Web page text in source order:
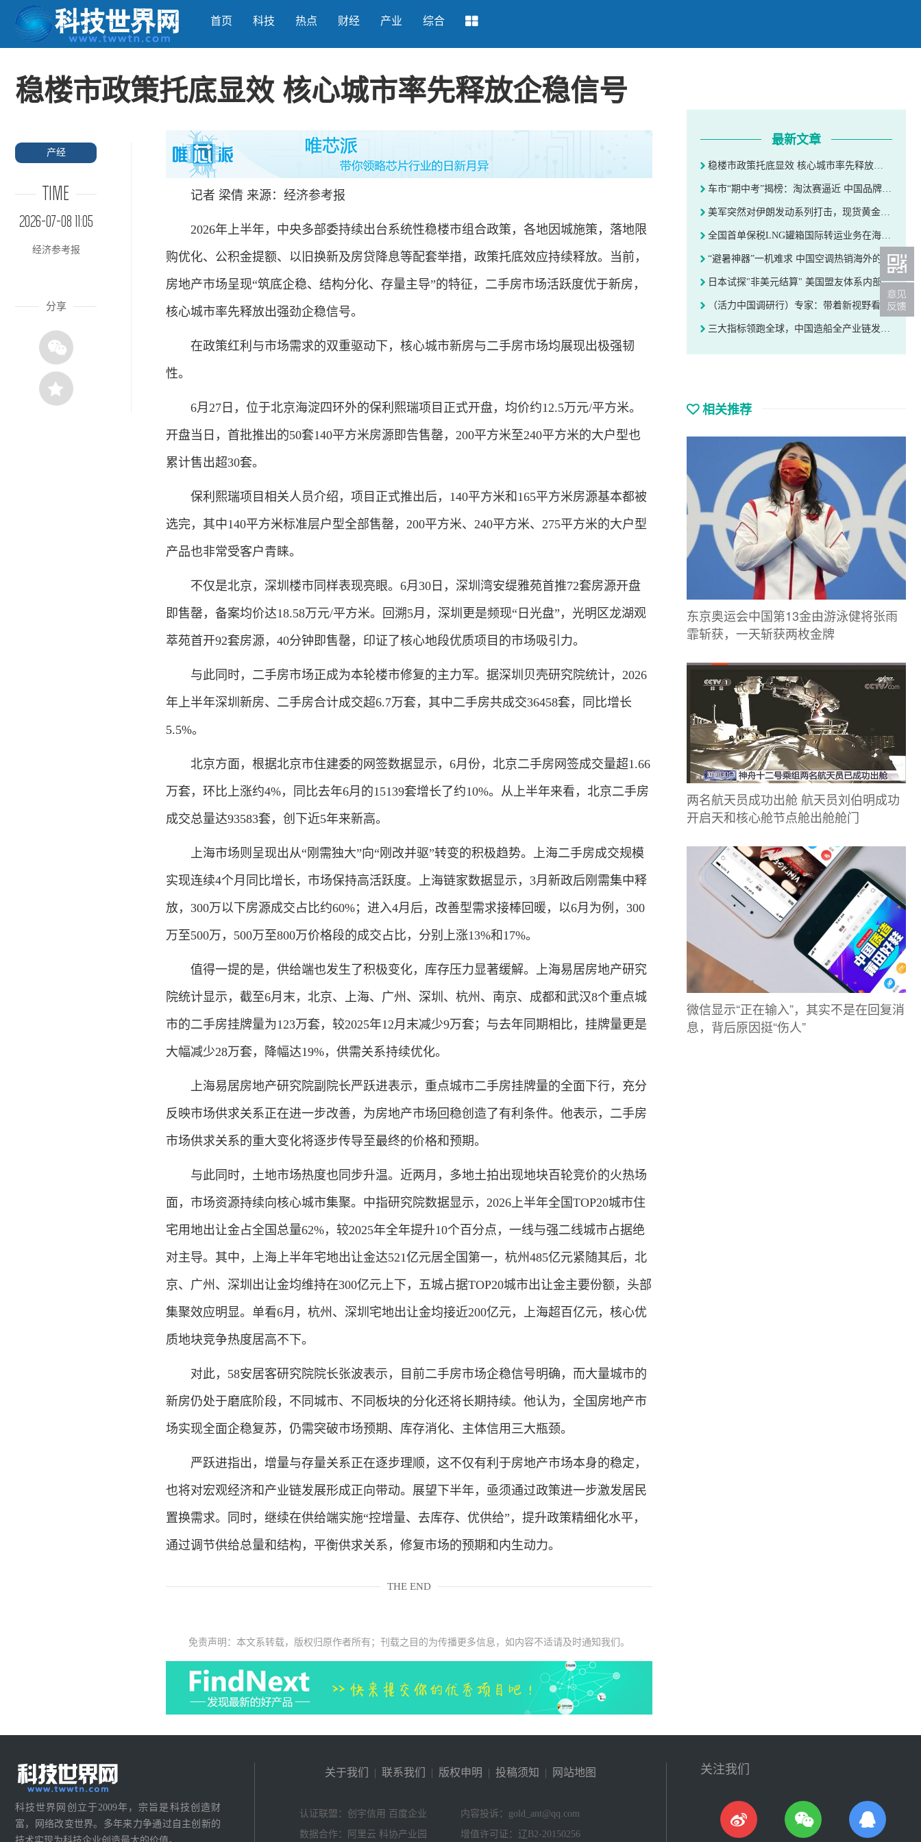
首页 科技 热点 财经 产业 综合
稳楼市政策托底显效 核心城市率先释放企稳信号
产经
TIME
2026-07-08 11:05
经济参考报
分享
记者 梁倩 来源：经济参考报
2026年上半年，中央多部委持续出台系统性稳楼市组合政策，各地因城施策，落地限
购优化、公积金提额、以旧换新及房贷降息等配套举措，政策托底效应持续释放。当前，
房地产市场呈现“筑底企稳、结构分化、存量主导”的特征，二手房市场活跃度优于新房，
核心城市率先释放出强劲企稳信号。
在政策红利与市场需求的双重驱动下，核心城市新房与二手房市场均展现出极强韧
性。
6月27日，位于北京海淀四环外的保利熙瑞项目正式开盘，均价约12.5万元/平方米。
开盘当日，首批推出的50套140平方米房源即告售罄，200平方米至240平方米的大户型也
累计售出超30套。
保利熙瑞项目相关人员介绍，项目正式推出后，140平方米和165平方米房源基本都被
选完，其中140平方米标准层户型全部售罄，200平方米、240平方米、275平方米的大户型
产品也非常受客户青睐。
不仅是北京，深圳楼市同样表现亮眼。6月30日，深圳湾安缇雅苑首推72套房源开盘
即售罄，备案均价达18.58万元/平方米。回溯5月，深圳更是频现“日光盘”，光明区龙湖观
萃苑首开92套房源，40分钟即售罄，印证了核心地段优质项目的市场吸引力。
与此同时，二手房市场正成为本轮楼市修复的主力军。据深圳贝壳研究院统计，2026
年上半年深圳新房、二手房合计成交超6.7万套，其中二手房共成交36458套，同比增长
5.5%。
北京方面，根据北京市住建委的网签数据显示，6月份，北京二手房网签成交量超1.66
万套，环比上涨约4%，同比去年6月的15139套增长了约10%。从上半年来看，北京二手房
成交总量达93583套，创下近5年来新高。
上海市场则呈现出从“刚需独大”向“刚改并驱”转变的积极趋势。上海二手房成交规模
实现连续4个月同比增长，市场保持高活跃度。上海链家数据显示，3月新政后刚需集中释
放，300万以下房源成交占比约60%；进入4月后，改善型需求接棒回暖，以6月为例，300
万至500万，500万至800万价格段的成交占比，分别上涨13%和17%。
值得一提的是，供给端也发生了积极变化，库存压力显著缓解。上海易居房地产研究
院统计显示，截至6月末，北京、上海、广州、深圳、杭州、南京、成都和武汉8个重点城
市的二手房挂牌量为123万套，较2025年12月末减少9万套；与去年同期相比，挂牌量更是
大幅减少28万套，降幅达19%，供需关系持续优化。
上海易居房地产研究院副院长严跃进表示，重点城市二手房挂牌量的全面下行，充分
反映市场供求关系正在进一步改善，为房地产市场回稳创造了有利条件。他表示，二手房
市场供求关系的重大变化将逐步传导至最终的价格和预期。
与此同时，土地市场热度也同步升温。近两月，多地土拍出现地块百轮竞价的火热场
面，市场资源持续向核心城市集聚。中指研究院数据显示，2026上半年全国TOP20城市住
宅用地出让金占全国总量62%，较2025年全年提升10个百分点，一线与强二线城市占据绝
对主导。其中，上海上半年宅地出让金达521亿元居全国第一，杭州485亿元紧随其后，北
京、广州、深圳出让金均维持在300亿元上下，五城占据TOP20城市出让金主要份额，头部
集聚效应明显。单看6月，杭州、深圳宅地出让金均接近200亿元，上海超百亿元，核心优
质地块竞争热度居高不下。
对此，58安居客研究院院长张波表示，目前二手房市场企稳信号明确，而大量城市的
新房仍处于磨底阶段，不同城市、不同板块的分化还将长期持续。他认为，全国房地产市
场实现全面企稳复苏，仍需突破市场预期、库存消化、主体信用三大瓶颈。
严跃进指出，增量与存量关系正在逐步理顺，这不仅有利于房地产市场本身的稳定，
也将对宏观经济和产业链发展形成正向带动。展望下半年，亟须通过政策进一步激发居民
置换需求。同时，继续在供给端实施“控增量、去库存、优供给”，提升政策精细化水平，
通过调节供给总量和结构，平衡供求关系，修复市场的预期和内生动力。
THE END
免责声明：本文系转载，版权归原作者所有；刊载之目的为传播更多信息，如内容不适请及时通知我们。
最新文章
稳楼市政策托底显效 核心城市率先释放企稳信号
车市“期中考”揭榜：淘汰赛逼近 中国品牌市占率已超百分之七十
美军突然对伊朗发动系列打击，现货黄金跳水失守4100美元，油价暴涨
全国首单保税LNG罐箱国际转运业务在海南洋浦港落地
“避暑神器”一机难求 中国空调热销海外的秘诀
日本试探"非美元结算" 美国盟友体系内部出现裂痕
（活力中国调研行）专家：带着新视野看一线，读懂新质生产力上海实践
三大指标领跑全球，中国造船全产业链发展壮大
相关推荐
东京奥运会中国第13金由游泳健将张雨
霏斩获，一天斩获两枚金牌
两名航天员成功出舱 航天员刘伯明成功
开启天和核心舱节点舱出舱舱门
微信显示“正在输入”，其实不是在回复消
息，背后原因挺“伤人”
科技世界网创立于2009年，宗旨是科技创造财
富，网络改变世界。多年来力争通过自主创新的
关于我们 | 联系我们 | 版权申明 | 投稿须知 | 网站地图
认证联盟：创宇信用 百度企业
内容投诉：gold_ant@qq.com
数据合作：阿里云 科协产业园
增值许可证：辽B2-20150256
关注我们